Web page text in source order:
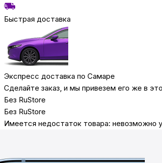
Быстрая доставка
Экспресс доставка по Самаре
Сделайте заказ, и мы привезем его же в
Без RuStore
Без RuStore
Имеется недостаток товара: невозможно